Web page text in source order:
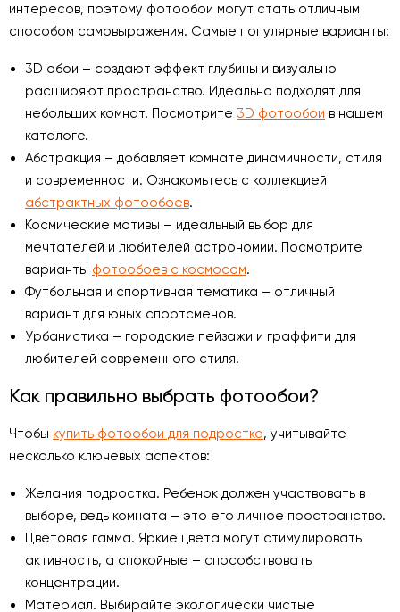
интересов, поэтому фотообои могут стать отличным
способом самовыражения. Самые популярные варианты:
3D обои – создают эффект глубины и визуально
расширяют пространство. Идеально подходят для
небольших комнат. Посмотрите 3D фотообои в нашем
каталоге.
Абстракция – добавляет комнате динамичности, стиля
и современности. Ознакомьтесь с коллекцией
абстрактных фотообоев.
Космические мотивы – идеальный выбор для
мечтателей и любителей астрономии. Посмотрите
варианты фотообоев с космосом.
Футбольная и спортивная тематика – отличный
вариант для юных спортсменов.
Урбанистика – городские пейзажи и граффити для
любителей современного стиля.
Как правильно выбрать фотообои?
Чтобы купить фотообои для подростка, учитывайте
несколько ключевых аспектов:
Желания подростка. Ребенок должен участвовать в
выборе, ведь комната – это его личное пространство.
Цветовая гамма. Яркие цвета могут стимулировать
активность, а спокойные – способствовать
концентрации.
Материал. Выбирайте экологически чистые